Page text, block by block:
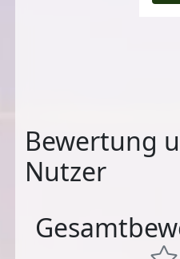
Bewertung
Nutzer